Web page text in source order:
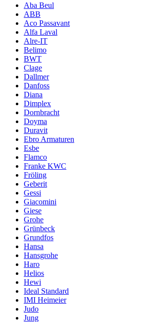
Aba Beul
ABB
Aco Passavant
Alfa Laval
Alre-IT
Belimo
BWT
Clage
Dallmer
Danfoss
Diana
Dimplex
Dornbracht
Doyma
Duravit
Ebro Armaturen
Esbe
Flamco
Franke KWC
Fröling
Geberit
Gessi
Giacomini
Giese
Grohe
Grünbeck
Grundfos
Hansa
Hansgrohe
Haro
Helios
Hewi
Ideal Standard
IMI Heimeier
Judo
Jung